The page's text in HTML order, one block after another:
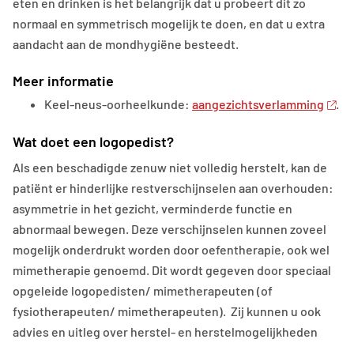
normaal en symmetrisch mogelijk te doen, en dat u extra
aandacht aan de mondhygiëne besteedt.
Meer informatie
Keel-neus-oorheelkunde: aangezichtsverlamming .
Wat doet een logopedist?
Als een beschadigde zenuw niet volledig herstelt, kan de
patiënt er hinderlijke restverschijnselen aan overhouden:
asymmetrie in het gezicht, verminderde functie en
abnormaal bewegen. Deze verschijnselen kunnen zoveel
mogelijk onderdrukt worden door oefentherapie, ook wel
mimetherapie genoemd. Dit wordt gegeven door speciaal
opgeleide logopedisten/ mimetherapeuten (of
fysiotherapeuten/ mimetherapeuten). Zij kunnen u ook
advies en uitleg over herstel- en herstelmogelijkheden